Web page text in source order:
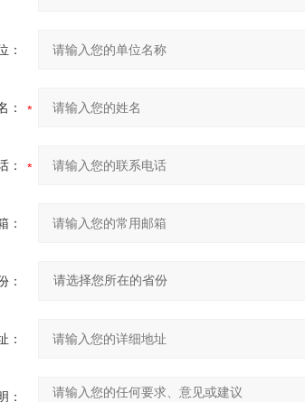
：
：
：
：
：
：
：